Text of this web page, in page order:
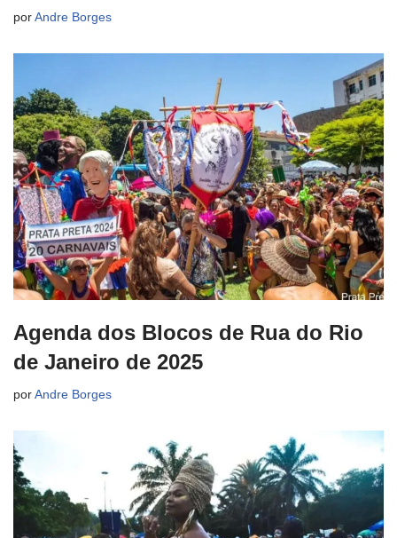
por Andre Borges
Agenda dos Blocos de Rua do Rio
de Janeiro de 2025
por Andre Borges